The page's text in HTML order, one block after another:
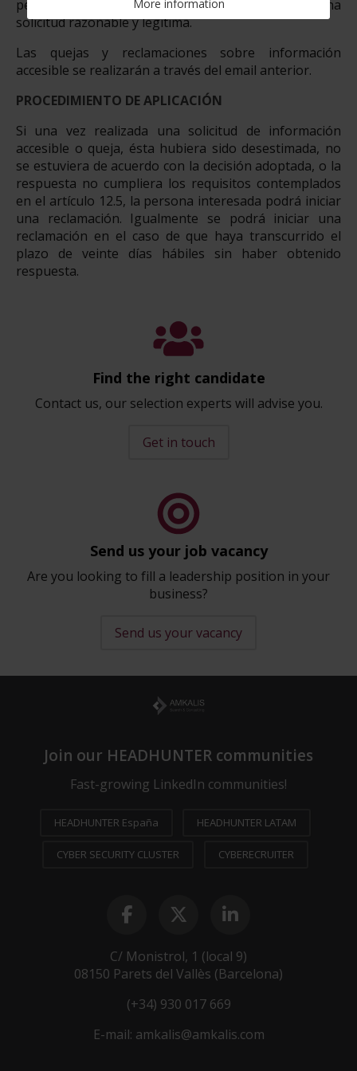
petición que permitan constatar que se trata de una
solicitud razonable y legítima.
Las quejas y reclamaciones sobre información
accesible se realizarán a través del email anterior.
PROCEDIMIENTO DE APLICACIÓN
Si una vez realizada una solicitud de información
accesible o queja, ésta hubiera sido desestimada, no
se estuviera de acuerdo con la decisión adoptada, o la
respuesta no cumpliera los requisitos contemplados
en el artículo 12.5, la persona interesada podrá iniciar
una reclamación. Igualmente se podrá iniciar una
reclamación en el caso de que haya transcurrido el
plazo de veinte días hábiles sin haber obtenido
respuesta.
Find the right candidate
Contact us, our selection experts will advise you.
Get in touch
Send us your job vacancy
Are you looking to fill a leadership position in your
business?
Send us your vacancy
Join our HEADHUNTER communities
Fast-growing LinkedIn communities!
HEADHUNTER España HEADHUNTER LATAM
CYBER SECURITY CLUSTER CYBERECRUITER
C/ Monistrol, 1 (local 9)
08150 Parets del Vallès (Barcelona)
(+34) 930 017 669
E-mail: amkalis@amkalis.com
More information